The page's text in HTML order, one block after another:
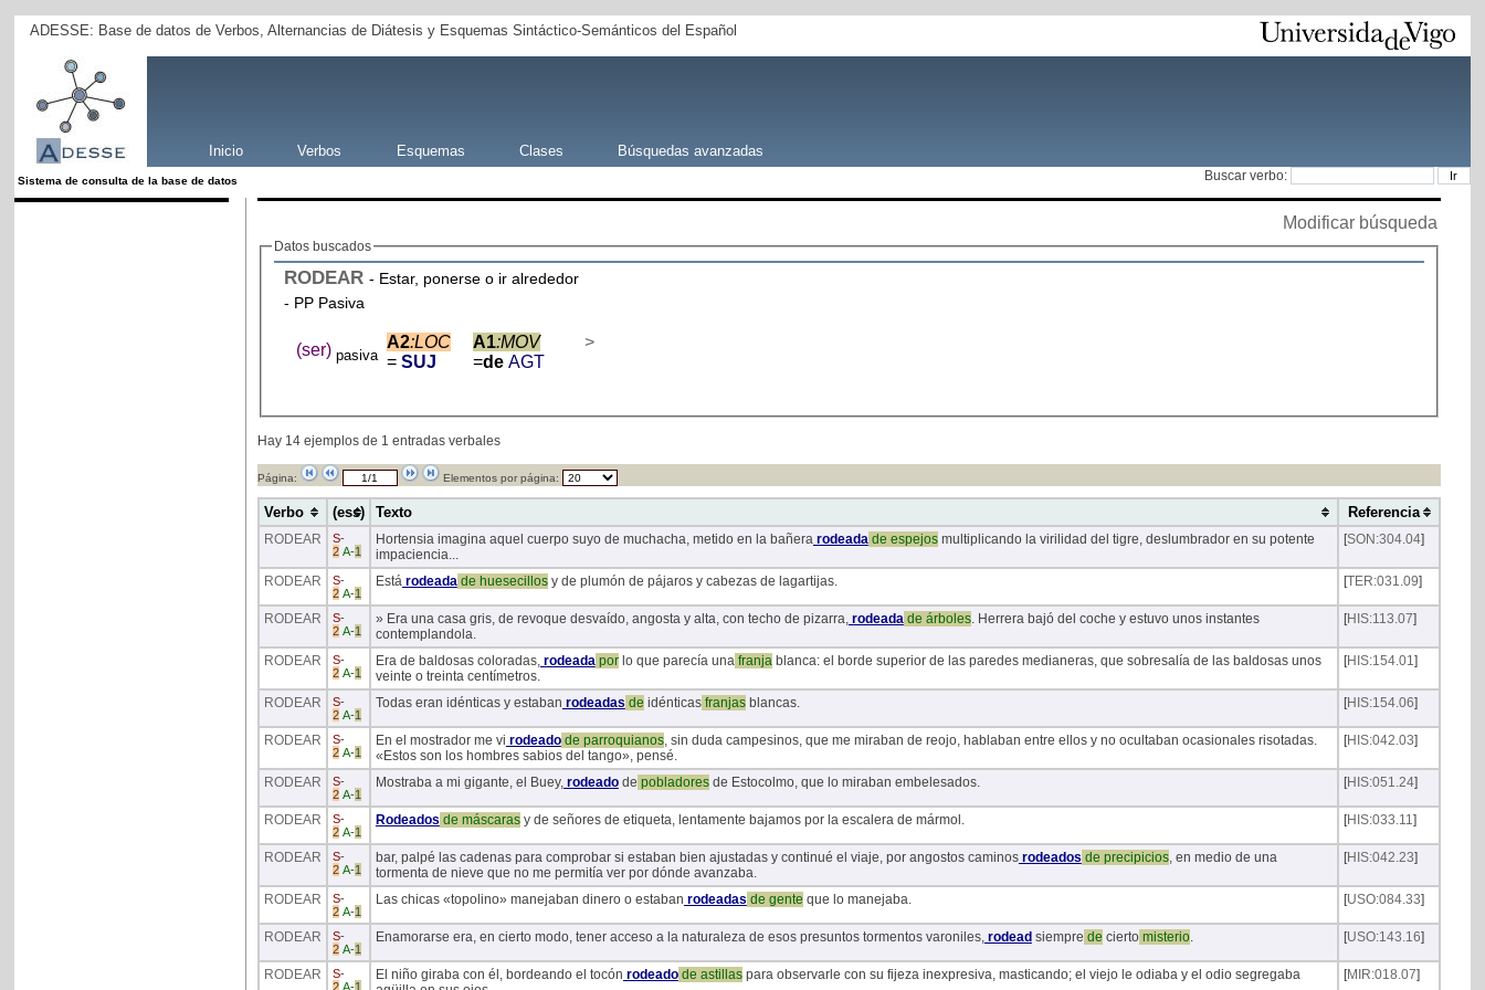
ADESSE: Base de datos de Verbos, Alternancias de Diátesis y Esquemas Sintáctico-Semánticos del Español
Inicio Verbos Esquemas Clases Búsquedas avanzadas
Sistema de consulta de la base de datos Buscar verbo:
Modificar búsqueda
Datos buscados
RODEAR - Estar, ponerse o ir alrededor
- PP Pasiva
(ser) pasiva
A2:LOC
= SUJ
A1:MOV
=de AGT
>
Hay 14 ejemplos de 1 entradas verbales
Página: Elementos por página:
Verbo (ess) Texto Referencia
RODEAR S-
2 A-1
Hortensia imagina aquel cuerpo suyo de muchacha, metido en la bañerarodeadade espejosmultiplicando la virilidad del tigre, deslumbrador en su potente
impaciencia...
[SON:304.04]
RODEAR S-
2 A-1
Estárodeadade huesecillosy de plumón de pájaros y cabezas de lagartijas. [TER:031.09]
RODEAR S-
2 A-1
» Era una casa gris, de revoque desvaído, angosta y alta, con techo de pizarra,rodeadade árboles. Herrera bajó del coche y estuvo unos instantes
contemplandola.
[HIS:113.07]
RODEAR S-
2 A-1
Era de baldosas coloradas,rodeadaporlo que parecía unafranjablanca: el borde superior de las paredes medianeras, que sobresalía de las baldosas unos
veinte o treinta centímetros.
[HIS:154.01]
RODEAR S-
2 A-1
Todas eran idénticas y estaban rodeadas de idénticasfranjasblancas. [HIS:154.06]
RODEAR S-
2 A-1
En el mostrador me vi rodeadode parroquianos, sin duda campesinos, que me miraban de reojo, hablaban entre ellos y no ocultaban ocasionales risotadas.
«Estos son los hombres sabios del tango», pensé.
[HIS:042.03]
RODEAR S-
2 A-1
Mostraba a mi gigante, el Buey,rodeadode pobladoresde Estocolmo, que lo miraban embelesados. [HIS:051.24]
RODEAR S-
2 A-1
Rodeados de máscarasy de señores de etiqueta, lentamente bajamos por la escalera de mármol. [HIS:033.11]
RODEAR S-
2 A-1
bar, palpé las cadenas para comprobar si estaban bien ajustadas y continué el viaje, por angostos caminosrodeados de precipicios, en medio de una
tormenta de nieve que no me permitía ver por dónde avanzaba.
[HIS:042.23]
RODEAR S-
2 A-1
Las chicas «topolino» manejaban dinero o estaban rodeadas de gente que lo manejaba. [USO:084.33]
RODEAR S-
2 A-1
Enamorarse era, en cierto modo, tener acceso a la naturaleza de esos presuntos tormentos varoniles,rodead siempre de ciertomisterio. [USO:143.16]
RODEAR S-
2 A-1
El niño giraba con él, bordeando el tocón rodeadode astillaspara observarle con su fijeza inexpresiva, masticando; el viejo le odiaba y el odio segregaba
[MIR:018.07]